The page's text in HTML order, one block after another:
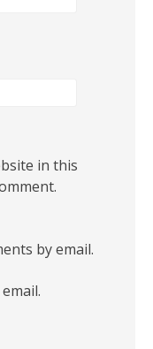
in this
by email.